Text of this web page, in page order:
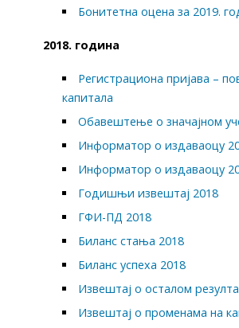
Бонитетна оцена за 2019.
2018. година
Регистрациона пријава –
капитала
Обавештење о значајном
Информатор о издаваоцу
Информатор о издаваоцу
Годишњи извештај 2018
ГФИ-ПД 2018
Биланс стања 2018
Биланс успеха 2018
Извештај о осталом
Извештај о променама на